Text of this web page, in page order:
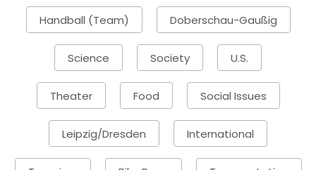
Handball (Team) Doberschau-Gaußig
Science Society U.S.
Theater Food Social Issues
Leipzig/Dresden International